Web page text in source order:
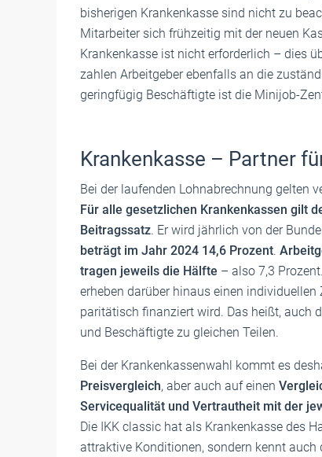
bisherigen Krankenkasse sind nicht zu
Mitarbeiter sich frühzeitig mit der neuen
Krankenkasse ist nicht erforderlich – dies
zahlen Arbeitgeber ebenfalls an die
geringfügig Beschäftigte ist die Minijob-
Krankenkasse – Partner
Bei der laufenden Lohnabrechnung gelten
Für alle gesetzlichen Krankenkassen gilt
Beitragssatz. Er wird jährlich von der
beträgt im Jahr 2024 14,6 Prozent.
tragen jeweils die Hälfte – also 7,3
erheben darüber hinaus einen
paritätisch finanziert wird. Das heißt, auch
und Beschäftigte zu gleichen Teilen.
Bei der Krankenkassenwahl kommt es
Preisvergleich, aber auch auf einen
Servicequalität und Vertrautheit mit der
Die IKK classic hat als Krankenkasse des
attraktive Konditionen, sondern kennt auch